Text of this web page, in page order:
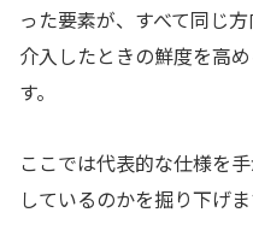
った要素が、すべて同じ
介入したときの鮮度を高
す。
ここでは代表的な仕様を
しているのかを掘り下げま